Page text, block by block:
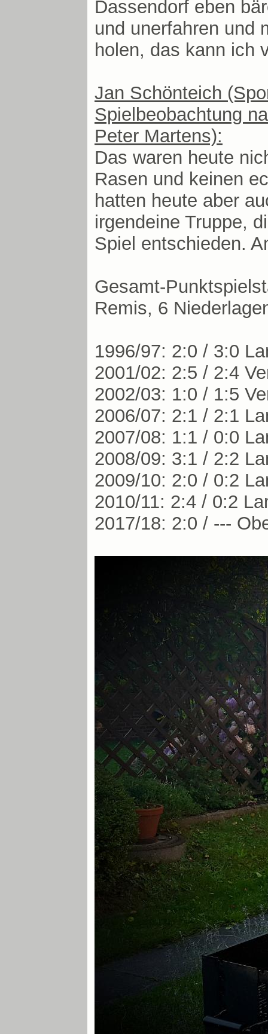
Dassendorf eben
und unerfahren und
holen, das kann ich
Jan Schönteich
Spielbeobachtung
Peter Martens):
Das waren heute
Rasen und keinen
hatten heute aber
irgendeine Truppe,
Spiel entschieden.
Gesamt-
Remis, 6
1996/97: 2:0 / 3:0
2001/02: 2:5 / 2:4
2002/03: 1:0 / 1:5
2006/07: 2:1 / 2:1
2007/08: 1:1 / 0:0
2008/09: 3:1 / 2:2
2009/10: 2:0 / 0:2
2010/11: 2:4 / 0:2
2017/18: 2:0 / ---